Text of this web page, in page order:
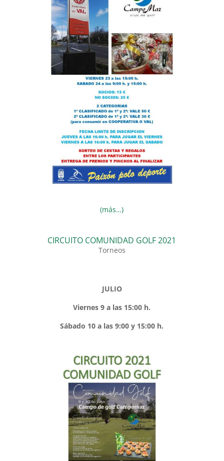
(más…)
CIRCUITO COMUNIDAD GOLF 2021
Torneos
JULIO
Viernes 9 a las 15:00 h.
Sábado 10 a las 9:00 y 15:00 h.